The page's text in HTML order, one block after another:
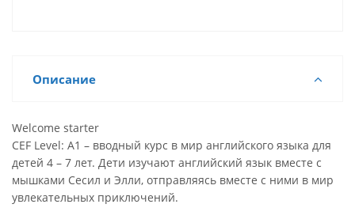
Описание
Welcome starter
CEF Level: A1 – вводный курс в мир английского языка для
детей 4 – 7 лет. Дети изучают английский язык вместе с
мышками Сесил и Элли, отправляясь вместе с ними в мир
увлекательных приключений.